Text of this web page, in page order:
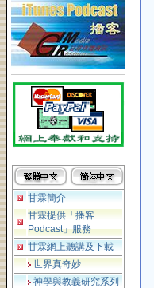
甘霖簡介
甘霖提供「播客
Podcast」服務
甘霖網上聽講及下載
世界真奇妙
神學與教義研究系列